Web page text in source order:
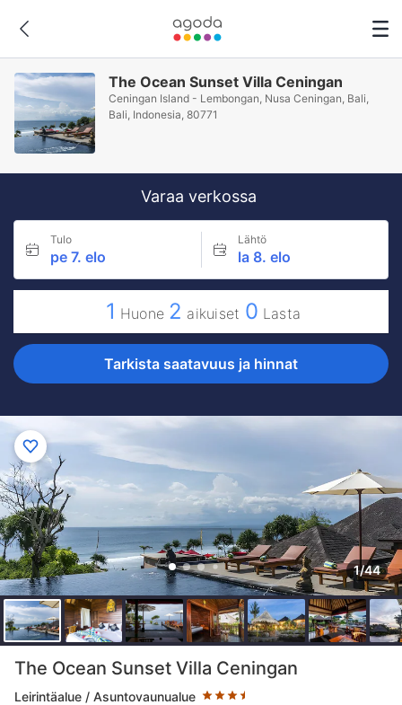
The Ocean Sunset Villa Ceningan
Ceningan Island - Lembongan, Nusa Ceningan, Bali,
Bali, Indonesia, 80771
Varaa verkossa
Tulo
pe 7. elo
Lähtö
la 8. elo
1 Huone 2 aikuiset 0 Lasta
Tarkista saatavuus ja hinnat
1/44
The Ocean Sunset Villa Ceningan
Leirintäalue / Asuntovaunualue
Tähtiluokitus 3.5 tähteä